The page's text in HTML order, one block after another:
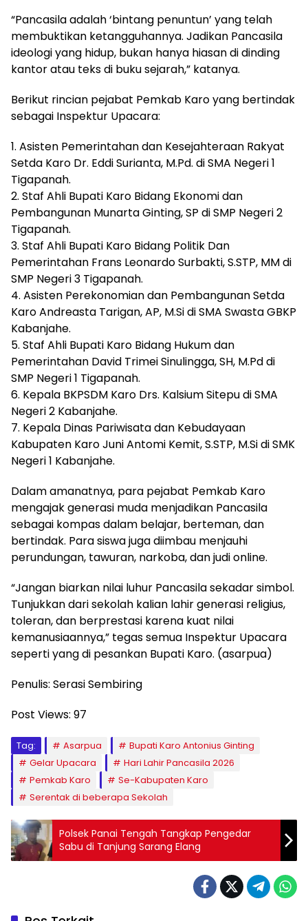
“Pancasila adalah ‘bintang penuntun’ yang telah
membuktikan ketangguhannya. Jadikan Pancasila
ideologi yang hidup, bukan hanya hiasan di dinding
kantor atau teks di buku sejarah,” katanya.
Berikut rincian pejabat Pemkab Karo yang bertindak
sebagai Inspektur Upacara:
1. Asisten Pemerintahan dan Kesejahteraan Rakyat
Setda Karo Dr. Eddi Surianta, M.Pd. di SMA Negeri 1
Tigapanah.
2. ⁠Staf Ahli Bupati Karo Bidang Ekonomi dan
Pembangunan Munarta Ginting, SP di SMP Negeri 2
Tigapanah.
3. ⁠Staf Ahli Bupati Karo Bidang Politik Dan
Pemerintahan Frans Leonardo Surbakti, S.STP, MM di
SMP Negeri 3 Tigapanah.
4. ⁠Asisten Perekonomian dan Pembangunan Setda
Karo Andreasta Tarigan, AP, M.Si di SMA Swasta GBKP
Kabanjahe.
5. ⁠Staf Ahli Bupati Karo Bidang Hukum dan
Pemerintahan David Trimei Sinulingga, SH, M.Pd di
SMP Negeri 1 Tigapanah.
6. ⁠Kepala BKPSDM Karo Drs. Kalsium Sitepu di SMA
Negeri 2 Kabanjahe.
7. ⁠Kepala Dinas Pariwisata dan Kebudayaan
Kabupaten Karo Juni Antomi Kemit, S.STP, M.Si di SMK
Negeri 1 Kabanjahe.
Dalam amanatnya, para pejabat Pemkab Karo
mengajak generasi muda menjadikan Pancasila
sebagai kompas dalam belajar, berteman, dan
bertindak. Para siswa juga diimbau menjauhi
perundungan, tawuran, narkoba, dan judi online.
“Jangan biarkan nilai luhur Pancasila sekadar simbol.
Tunjukkan dari sekolah kalian lahir generasi religius,
toleran, dan berprestasi karena kuat nilai
kemanusiaannya,” tegas semua Inspektur Upacara
seperti yang di pesankan Bupati Karo. (asarpua)
Penulis: Serasi Sembiring
Post Views: 97
Tag: Asarpua
Bupati Karo Antonius Ginting
Gelar Upacara
Hari Lahir Pancasila 2026
Pemkab Karo
Se-Kabupaten Karo
Serentak di beberapa Sekolah
Polsek Panai Tengah Tangkap Pengedar
Sabu di Tanjung Sarang Elang